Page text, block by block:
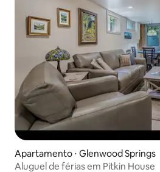
Apartamento ⋅ Glenwood Springs
Aluguel de férias em Pitkin House